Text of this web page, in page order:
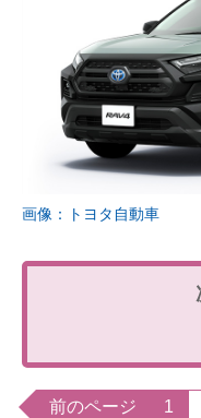
画像：トヨタ自動車
前のページ 1